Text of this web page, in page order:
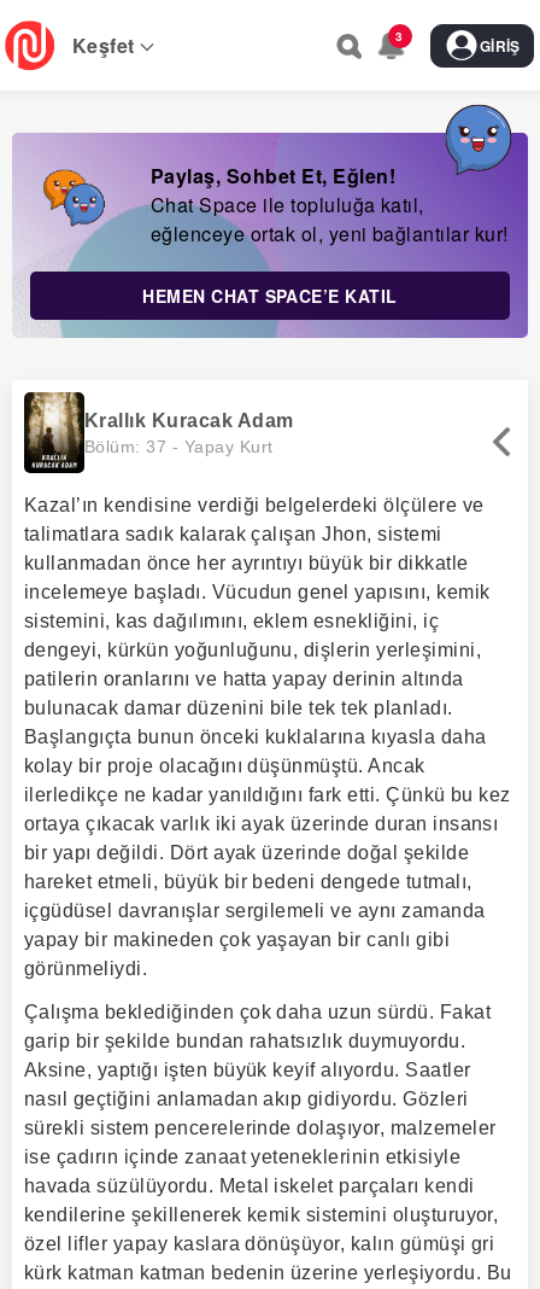
Skip
to
main
Keşfet 3 GIRIŞ
Paylaş, Sohbet Et, Eğlen!
Chat Space ile topluluğa katıl,
eğlenceye ortak ol, yeni bağlantılar kur!
HEMEN CHAT SPACE’E KATIL
Krallık Kuracak Adam
Bölüm: 37 - Yapay Kurt
Kazal’ın kendisine verdiği belgelerdeki ölçülere ve
talimatlara sadık kalarak çalışan Jhon, sistemi
kullanmadan önce her ayrıntıyı büyük bir dikkatle
incelemeye başladı. Vücudun genel yapısını, kemik
sistemini, kas dağılımını, eklem esnekliğini, iç
dengeyi, kürkün yoğunluğunu, dişlerin yerleşimini,
patilerin oranlarını ve hatta yapay derinin altında
bulunacak damar düzenini bile tek tek planladı.
Başlangıçta bunun önceki kuklalarına kıyasla daha
kolay bir proje olacağını düşünmüştü. Ancak
ilerledikçe ne kadar yanıldığını fark etti. Çünkü bu kez
ortaya çıkacak varlık iki ayak üzerinde duran insansı
bir yapı değildi. Dört ayak üzerinde doğal şekilde
hareket etmeli, büyük bir bedeni dengede tutmalı,
içgüdüsel davranışlar sergilemeli ve aynı zamanda
yapay bir makineden çok yaşayan bir canlı gibi
görünmeliydi.
Çalışma beklediğinden çok daha uzun sürdü. Fakat
garip bir şekilde bundan rahatsızlık duymuyordu.
Aksine, yaptığı işten büyük keyif alıyordu. Saatler
nasıl geçtiğini anlamadan akıp gidiyordu. Gözleri
sürekli sistem pencerelerinde dolaşıyor, malzemeler
ise çadırın içinde zanaat yeteneklerinin etkisiyle
havada süzülüyordu. Metal iskelet parçaları kendi
kendilerine şekillenerek kemik sistemini oluşturuyor,
özel lifler yapay kaslara dönüşüyor, kalın gümüşi gri
kürk katman katman bedenin üzerine yerleşiyordu. Bu